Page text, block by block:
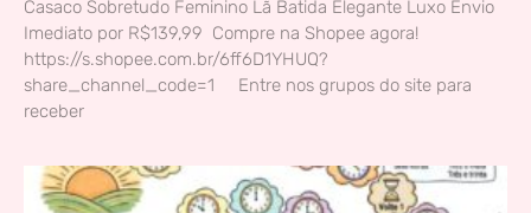
Casaco Sobretudo Feminino Lã Batida Elegante Luxo Envio
Imediato por R$139,99 Compre na Shopee agora!
https://s.shopee.com.br/6ff6D1YHUQ?
share_channel_code=1 Entre nos grupos do site para
receber